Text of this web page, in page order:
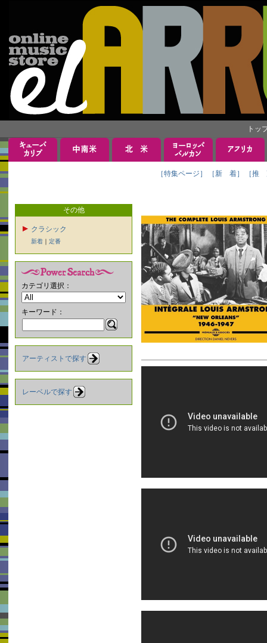
トッ
［特集ページ］ ［新 着］ ［推
その他
クラシック
新着 ｜ 定番
カテゴリ選択：
キーワード：
アーティストで探す
レーベルで探す